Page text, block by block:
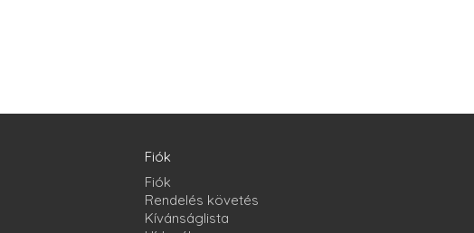
Fiók
Fiók
Rendelés követés
Kívánságlista